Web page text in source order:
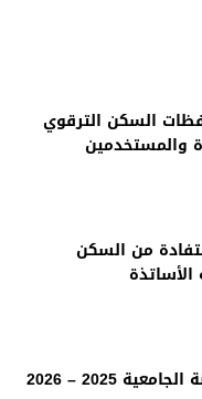
السكن الترقوي
والمستخدمين
من السكن
2025 – 2026